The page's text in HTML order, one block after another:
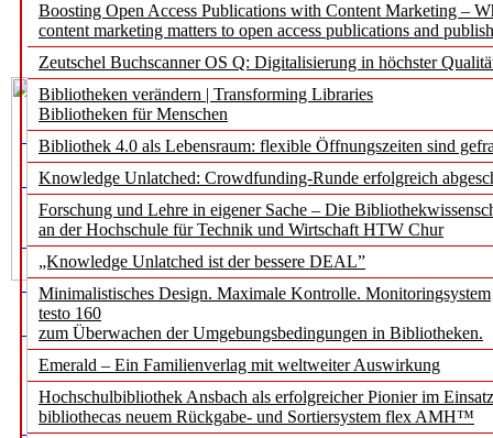
Boosting Open Access Publications with Content Marketing –
content marketing matters to open access publications and
Zeutschel Buchscanner OS Q: Digitalisierung in höchster
Bibliotheken verändern | Transforming Libraries
Bibliotheken für Menschen
Bibliothek 4.0 als Lebensraum: flexible Öffnungszeiten sind
Knowledge Unlatched: Crowdfunding-Runde erfolgreich
Forschung und Lehre in eigener Sache – Die
an der Hochschule für Technik und Wirtschaft HTW Chur
„Knowledge Unlatched ist der bessere DEAL”
Minimalistisches Design. Maximale Kontrolle. Monitoringsystem
testo 160
zum Überwachen der Umgebungsbedingungen in Bibliotheken.
Emerald – Ein Familienverlag mit weltweiter Auswirkung
Hochschulbibliothek Ansbach als erfolgreicher Pionier im
bibliothecas neuem Rückgabe- und Sortiersystem flex AMH™